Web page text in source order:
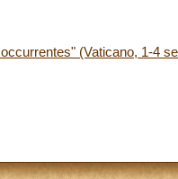
(Vaticano, 1-4